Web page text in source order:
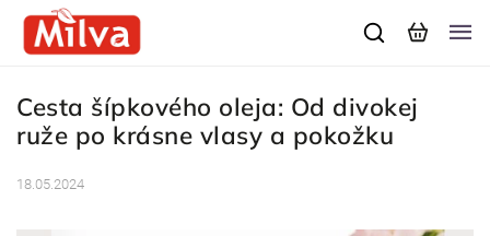
Cesta šípkového oleja: Od divokej
ruže po krásne vlasy a pokožku
18.05.2024